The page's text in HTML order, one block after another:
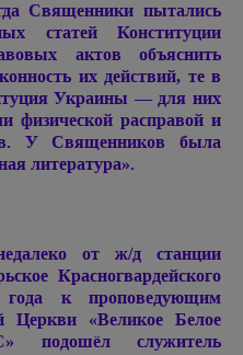
Священники пытались
статей Конституции
актов объяснить
их действий, те в
Украины — для них
физической расправой и
У Священников была
литература».
от ж/д станции
Красногвардейского
к проповедующим
Церкви «Великое Белое
подошёл служитель